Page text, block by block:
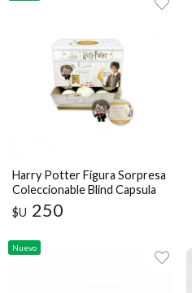
Harry Potter Figura Sorpresa
Coleccionable Blind Capsula
$U 250
Nuevo